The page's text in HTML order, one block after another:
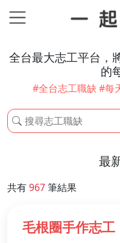
全台最大志工平台，
的
#全台志工職缺 #每
最
共有967筆結果
毛根圈手作志工